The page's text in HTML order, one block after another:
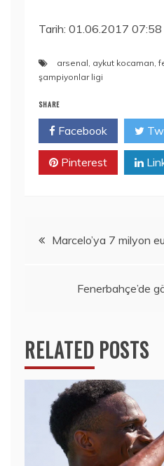
Tarih: 01.06.2017 07:58
arsenal, aykut kocaman,
şampiyonlar ligi
SHARE
Facebook
Pinterest
YazıMarcelo’ya 7 milyon
Fenerbahçe’de
RELATED POSTS